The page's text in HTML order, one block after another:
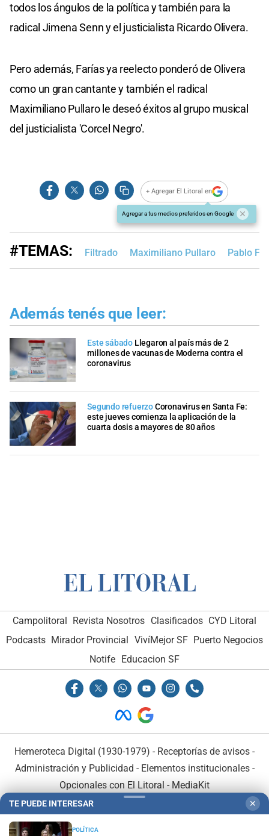
todos los ángulos de la política y también para la
radical Jimena Senn y el justicialista Ricardo Olivera.
Pero además, Farías ya reelecto ponderó de Olivera
como un gran cantante y también el radical
Maximiliano Pullaro le deseó éxitos al grupo musical
del justicialista 'Corcel Negro'.
+ Agregar El Litoral en
Agregar a tus medios preferidos en Google
#TEMAS: Filtrado Maximiliano Pullaro Pablo
Además tenés que leer:
Este sábado Llegaron al país más de 2
millones de vacunas de Moderna contra el
coronavirus
Segundo refuerzoCoronavirus en Santa Fe:
este jueves comienza la aplicación de la
cuarta dosis a mayores de 80 años
Campolitoral Revista Nosotros Clasificados CYD Litoral
Podcasts Mirador Provincial VivíMejor SF Puerto Negocios
Notife Educacion SF
Hemeroteca Digital (1930-1979) - Receptorías de avisos -
Administración y Publicidad - Elementos institucionales-
Opcionales con El Litoral - MediaKit
TE PUEDE INTERESAR ✕
POLÍTICA